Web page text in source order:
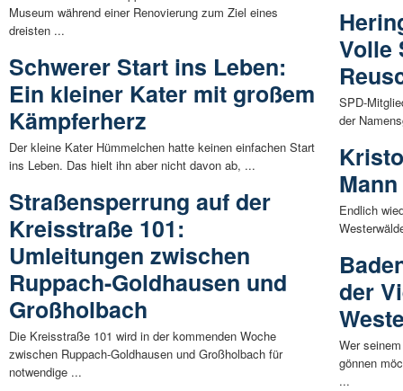
Museum während einer Renovierung zum Ziel eines
dreisten ...
Schwerer Start ins Leben:
Ein kleiner Kater mit großem
Kämpferherz
Der kleine Kater Hümmelchen hatte keinen einfachen Start
ins Leben. Das hielt ihn aber nicht davon ab, ...
Straßensperrung auf der
Kreisstraße 101:
Umleitungen zwischen
Ruppach-Goldhausen und
Großholbach
Die Kreisstraße 101 wird in der kommenden Woche
zwischen Ruppach-Goldhausen und Großholbach für
notwendige ...
Volle
SPD-
der
Endlich
der
Wer
gönnen
...